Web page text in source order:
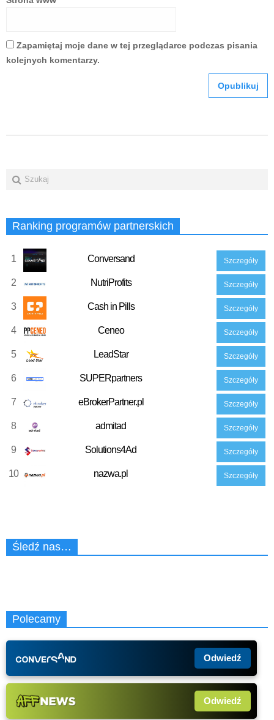
Zapamiętaj moje dane w tej przeglądarce podczas pisania
kolejnych komentarzy.
Ranking programów partnerskich
1 Conversand Szczegóły
2 NutriProfits Szczegóły
3 Cash in Pills Szczegóły
4 Ceneo Szczegóły
5 LeadStar Szczegóły
6 SUPERpartners Szczegóły
7 eBrokerPartner.pl Szczegóły
8 admitad Szczegóły
9 Solutions4Ad Szczegóły
10 nazwa.pl Szczegóły
Śledź nas…
Polecamy
Odwiedź
Odwiedź